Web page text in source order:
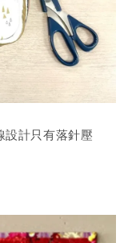
設計只有落針壓